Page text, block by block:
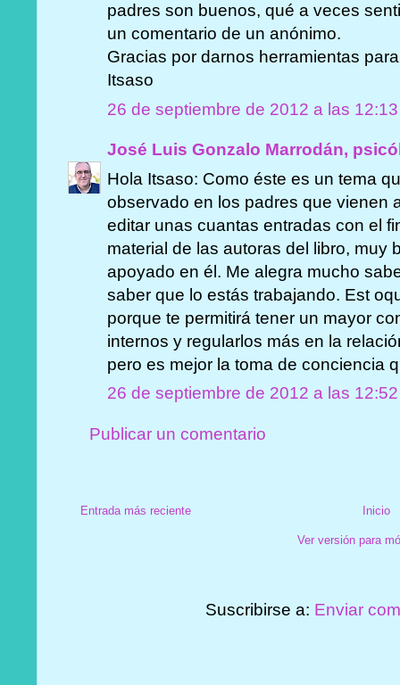
padres son buenos, qué a veces
un comentario de un anónimo.
Gracias por darnos herramientas
Itsaso
26 de septiembre de 2012 a las 12:13
José Luis Gonzalo Marrodán,
Hola Itsaso: Como éste es un tema
observado en los padres que vienen
editar unas cuantas entradas con el
material de las autoras del libro, muy
apoyado en él. Me alegra mucho
saber que lo estás trabajando. Est
porque te permitirá tener un mayor
internos y regularlos más en la
pero es mejor la toma de conciencia
26 de septiembre de 2012 a las 12:52
Publicar un comentario
Entrada más reciente Inicio
Ver versión para
Suscribirse a: Enviar